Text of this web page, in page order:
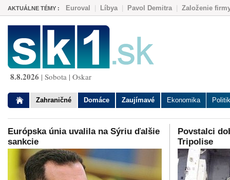
AKTUÁLNE TÉMY : Euroval Líbya| Pavol Demitra| Založenie
8.8.2026 | Sobota | Oskar
Zahraničné Domáce Zaujímavé Ekonomika
Európska únia uvalila na Sýriu ďalšie
sankcie
Povstalci
Tripolise